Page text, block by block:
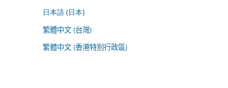
日本語 (日本)
繁體中文 (台灣)
繁體中文 (香港特別行政區)